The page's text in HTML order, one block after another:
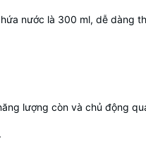
nước là 300 ml, dễ dàng
lượng còn và chủ động